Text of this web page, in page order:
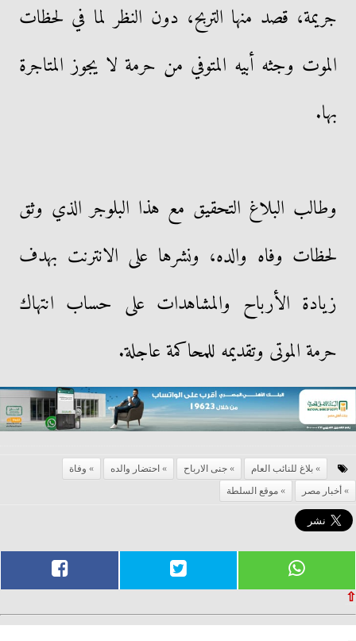
جريمة، قصد منها التربح، دون النظر لما في لحظات
الموت وجثه أبيه المتوفي من حرمة لا يجوز المتاجرة
بها.
وطالب البلاغ التحقيق مع هذا البلوجر الذي وثق
لحظات وفاه والده، ونشرها على الانترنت بهدف
زيادة الأرباح والمشاهدات على حساب انتهاك
حرمة الموتى وتقديمه للمحاكمة عاجلة.
بلاغ للنائب العام جنى الارباح احتضار والده
وفاة
أخبار مصر
موقع السلطة
⇧